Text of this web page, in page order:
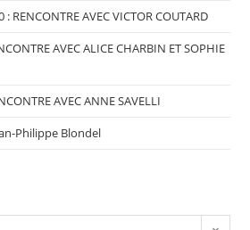
RENCONTRE AVEC VICTOR COUTARD
AVEC ALICE CHARBIN ET SOPHIE
AVEC ANNE SAVELLI
Philippe Blondel